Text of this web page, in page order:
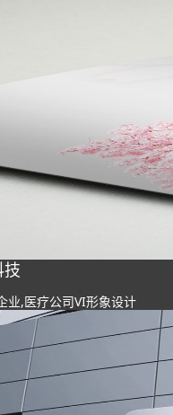
业,医疗公司VI形象设计